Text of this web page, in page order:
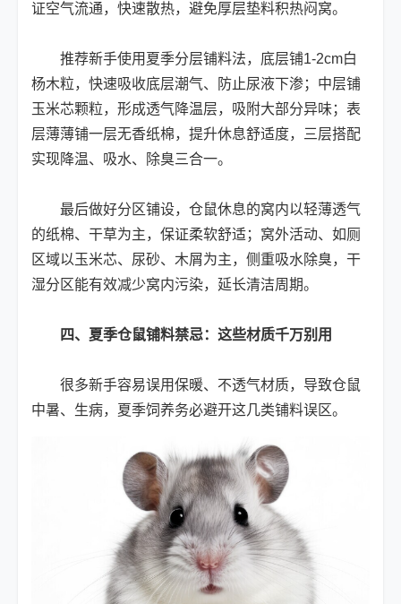
证空气流通，快速散热，避免厚层垫料积热闷窝。
推荐新手使用夏季分层铺料法，底层铺1-2cm白
杨木粒，快速吸收底层潮气、防止尿液下渗；中层铺
玉米芯颗粒，形成透气降温层，吸附大部分异味；表
层薄薄铺一层无香纸棉，提升休息舒适度，三层搭配
实现降温、吸水、除臭三合一。
最后做好分区铺设，仓鼠休息的窝内以轻薄透气
的纸棉、干草为主，保证柔软舒适；窝外活动、如厕
区域以玉米芯、尿砂、木屑为主，侧重吸水除臭，干
湿分区能有效减少窝内污染，延长清洁周期。
四、夏季仓鼠铺料禁忌：这些材质千万别用
很多新手容易误用保暖、不透气材质，导致仓鼠
中暑、生病，夏季饲养务必避开这几类铺料误区。